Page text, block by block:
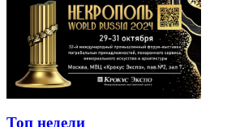
Топ недели